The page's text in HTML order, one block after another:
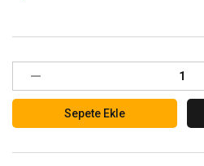
Sepete Ekle